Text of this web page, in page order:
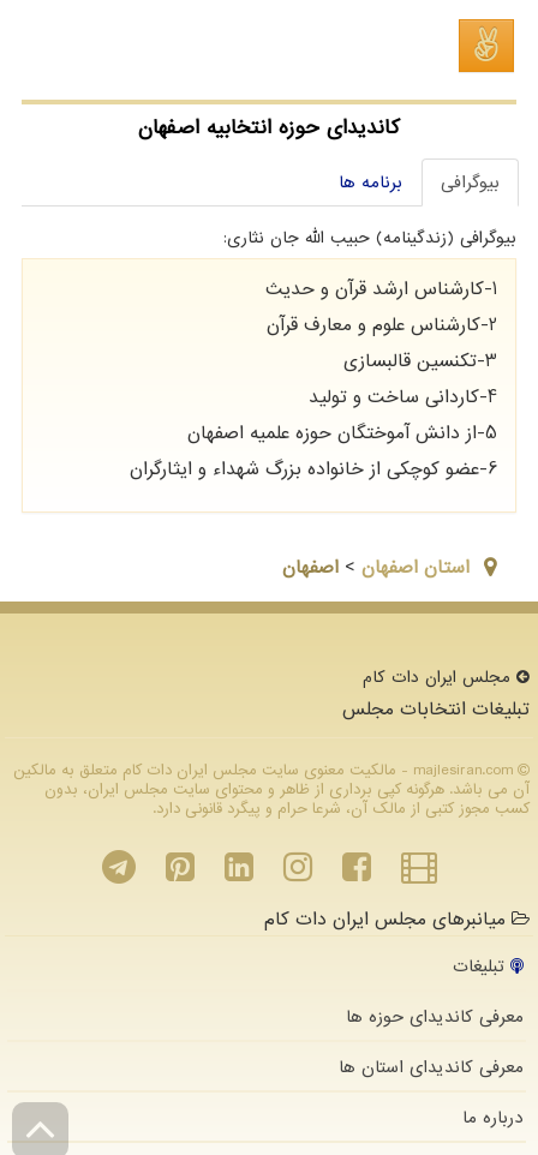
کاندیدای حوزه انتخابیه اصفهان
بیوگرافی برنامه ها
بیوگرافی (زندگینامه) حبیب الله جان نثاری:
1-کارشناس ارشد قرآن و حدیث
2-کارشناس علوم و معارف قرآن
3-تکنسین قالبسازی
4-کاردانی ساخت و تولید
5-از دانش آموختگان حوزه علمیه اصفهان
6-عضو کوچکی از خانواده بزرگ شهداء و ایثارگران
استان اصفهان > اصفهان
مجلس ایران دات كام
تبلیغات انتخابات مجلس
majlesiran.com - مالکیت معنوی سایت مجلس ایران دات كام متعلق به مالکین
آن می باشد. هرگونه کپی برداری از ظاهر و محتوای سایت مجلس ایران، بدون
کسب مجوز کتبی از مالک آن، شرعا حرام و پیگرد قانونی دارد.
میانبرهای مجلس ایران دات کام
تبلیغات
معرفی کاندیدای حوزه ها
معرفی کاندیدای استان ها
درباره ما